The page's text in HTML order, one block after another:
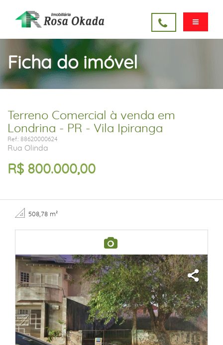
Ficha do imóvel
Terreno Comercial à venda em
Londrina - PR - Vila Ipiranga
Ref.: 88620000624
Rua Olinda
R$ 800.000,00
508,78 m²